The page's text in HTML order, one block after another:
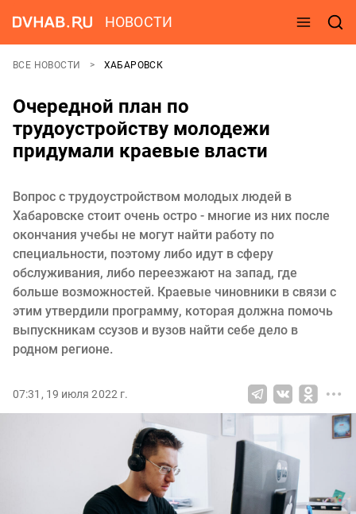
НОВОСТИ
ВСЕ НОВОСТИ ХАБАРОВСК
Очередной план по
трудоустройству молодежи
придумали краевые власти
Вопрос с трудоустройством молодых людей в
Хабаровске стоит очень остро - многие из них после
окончания учебы не могут найти работу по
специальности, поэтому либо идут в сферу
обслуживания, либо переезжают на запад, где
больше возможностей. Краевые чиновники в связи с
этим утвердили программу, которая должна помочь
выпускникам ссузов и вузов найти себе дело в
родном регионе.
07:31, 19 июля 2022 г.